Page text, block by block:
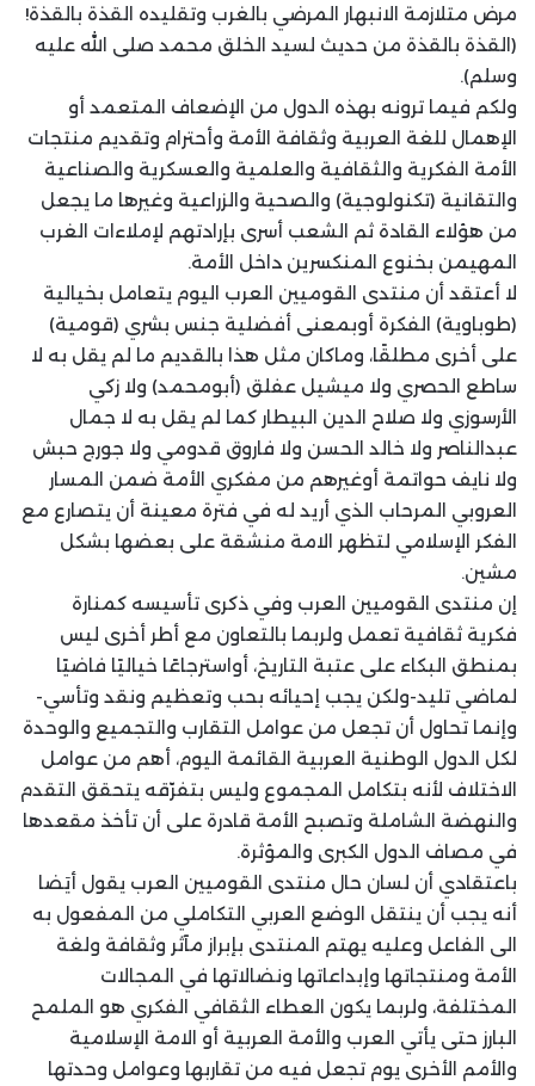
مرض متلازمة الانبهار المرضي بالغرب وتقليده القذة بالقذة!
(القذة بالقذة من حديث لسيد الخلق محمد صلى الله عليه
وسلم).
ولكم فيما ترونه بهذه الدول من الإضعاف المتعمد أو
الإهمال للغة العربية وثقافة الأمة وأحترام وتقديم منتجات
الأمة الفكرية والثقافية والعلمية والعسكرية والصناعية
والتقانية (تكنولوجية) والصحية والزراعية وغيرها ما يجعل
من هؤلاء القادة ثم الشعب أسرى بإرادتهم لإملاءات الغرب
المهيمن بخنوع المنكسرين داخل الأمة.
لا أعتقد أن منتدى القوميين العرب اليوم يتعامل بخيالية
(طوباوية) الفكرة أوبمعنى أفضلية جنس بشري (قومية)
على أخرى مطلقًا، وماكان مثل هذا بالقديم ما لم يقل به لا
ساطع الحصري ولا ميشيل عفلق (أبومحمد) ولا زكي
الأرسوزي ولا صلاح الدين البيطار كما لم يقل به لا جمال
عبدالناصر ولا خالد الحسن ولا فاروق قدومي ولا جورج حبش
ولا نايف حواتمة أوغيرهم من مفكري الأمة ضمن المسار
العروبي المرحاب الذي أريد له في فترة معينة أن يتصارع مع
الفكر الإسلامي لتظهر الامة منشقة على بعضها بشكل
مشين.
إن منتدى القوميين العرب وفي ذكرى تأسيسه كمنارة
فكرية ثقافية تعمل ولربما بالتعاون مع أطر أخرى ليس
بمنطق البكاء على عتبة التاريخ، أواسترجاعًا خياليًا فاضيًا
لماضي تليد-ولكن يجب إحيائه بحب وتعظيم ونقد وتأسي-
وإنما تحاول أن تجعل من عوامل التقارب والتجميع والوحدة
لكل الدول الوطنية العربية القائمة اليوم، أهم من عوامل
الاختلاف لأنه بتكامل المجموع وليس بتفرّقه يتحقق التقدم
والنهضة الشاملة وتصبح الأمة قادرة على أن تأخذ مقعدها
في مصاف الدول الكبرى والمؤثرة.
باعتقادي أن لسان حال منتدى القوميين العرب يقول أيَضا
أنه يجب أن ينتقل الوضع العربي التكاملي من المفعول به
الى الفاعل وعليه يهتم المنتدى بإبراز مآثر وثقافة ولغة
الأمة ومنتجاتها وإبداعاتها ونضالاتها في المجالات
المختلفة، ولربما يكون العطاء الثقافي الفكري هو الملمح
البارز حتى يأتي العرب والأمة العربية أو الامة الإسلامية
والأمم الأخرى يوم تجعل فيه من تقاربها وعوامل وحدتها